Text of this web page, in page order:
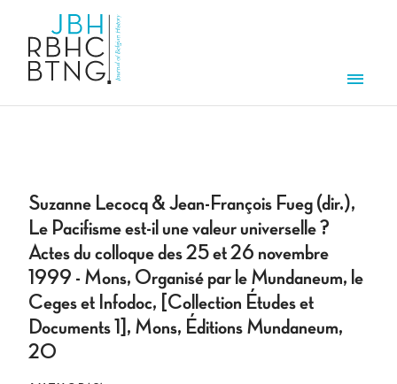
Suzanne Lecocq & Jean-François Fueg (dir.),
Le Pacifisme est-il une valeur universelle ?
Actes du colloque des 25 et 26 novembre
1999 - Mons, Organisé par le Mundaneum, le
Ceges et Infodoc, [Collection Études et
Documents 1], Mons, Éditions Mundaneum,
20